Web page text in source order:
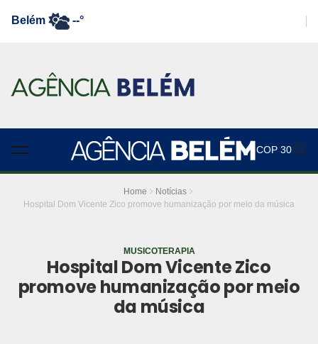
Belém --°
COP 30
Home
Notícias
Hospital Dom Vicente Zico promove humanização por meio da música
MUSICOTERAPIA
Hospital Dom Vicente Zico
promove humanização por meio
da música